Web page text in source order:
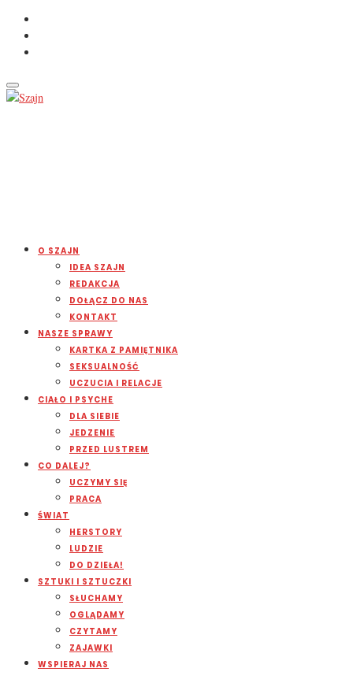
O SZAJN
IDEA SZAJN
REDAKCJA
DOŁĄCZ DO NAS
KONTAKT
NASZE SPRAWY
KARTKA Z PAMIĘTNIKA
SEKSUALNOŚĆ
UCZUCIA I RELACJE
CIAŁO I PSYCHE
DLA SIEBIE
JEDZENIE
PRZED LUSTREM
CO DALEJ?
UCZYMY SIĘ
PRACA
ŚWIAT
HERSTORY
LUDZIE
DO DZIEŁA!
SZTUKI I SZTUCZKI
SŁUCHAMY
OGLĄDAMY
CZYTAMY
ZAJAWKI
WSPIERAJ NAS